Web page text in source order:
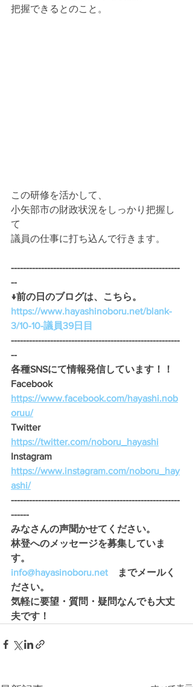
把握できるとのこと。
この研修を活かして、
小矢部市の財政状況をしっかり把握し
て
議員の仕事に打ち込んで行きます。
--------------------------------------------------------
--
↓前の日のブログは、こちら。
https://www.hayashinoboru.net/blank-
3/10-10-議員39日目
--------------------------------------------------------
--
各種SNSにて情報発信しています！！
Facebook
https://www.facebook.com/hayashi.nob
oruu/
Twitter
https://twitter.com/noboru_hayashi
Instagram
https://www.instagram.com/noboru_hay
ashi/
--------------------------------------------------------
------
みなさんの声聞かせてください。
林登へのメッセージを募集していま
す。
info@hayasinoboru.net までメールく
ださい。
気軽に要望・質問・疑問なんでも大丈
夫です！